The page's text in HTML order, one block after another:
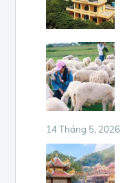
14 Tháng 5, 2026